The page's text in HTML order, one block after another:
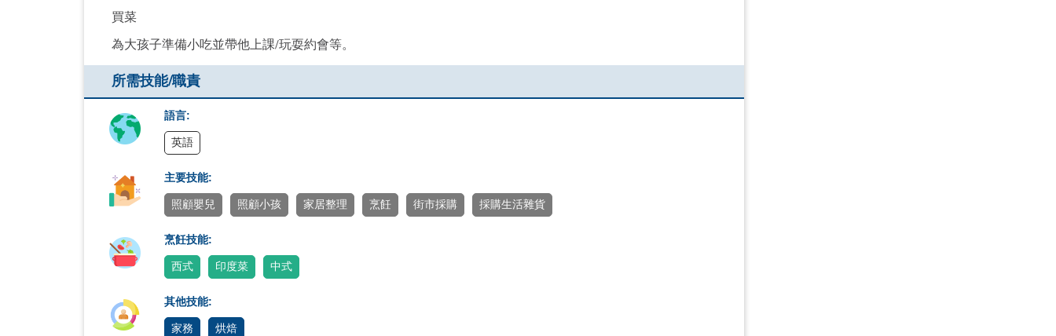
買菜
為大孩子準備小吃並帶他上課/玩耍約會等。
所需技能/職責
語言:
英語
主要技能:
照顧嬰兒 照顧小孩 家居整理 烹飪 街市採購 採購生活雜貨
烹飪技能:
西式 印度菜 中式
其他技能:
家務 烘焙